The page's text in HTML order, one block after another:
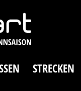
STRECKEN